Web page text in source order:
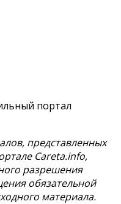
портал
представленных
Careta.info,
разрешения
обязательной
материала.